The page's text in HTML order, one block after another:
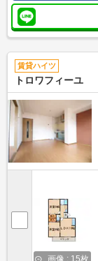
賃貸ハイツ
トロワフィーユ
画像 : 15枚